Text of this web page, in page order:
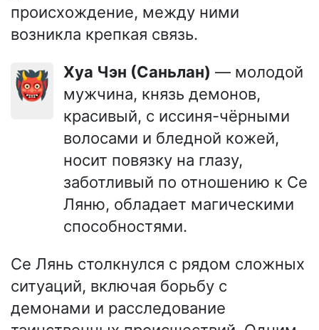
происхождение, между ними
возникла крепкая связь.
👹 Хуа Чэн (Саньлан) — молодой
мужчина, князь демонов,
красивый, с иссиня-чёрными
волосами и бледной кожей,
носит повязку на глазу,
заботливый по отношению к Се
Ляню, обладает магическими
способностями.
Се Лянь столкнулся с рядом сложных
ситуаций, включая борьбу с
демонами и расследование